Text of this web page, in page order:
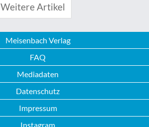
Weitere Artikel
Meisenbach Verlag
FAQ
Mediadaten
Datenschutz
Impressum
Instagram